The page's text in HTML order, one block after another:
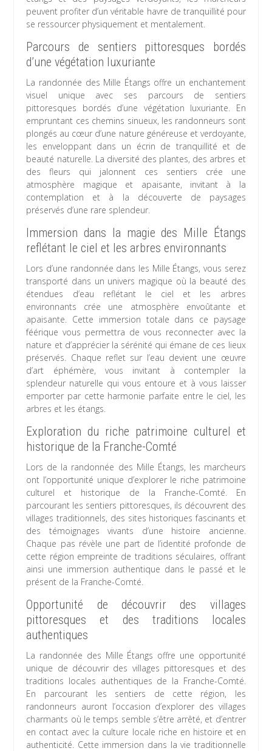
peuvent profiter d’un véritable havre de tranquillité pour
se ressourcer physiquement et mentalement.
Parcours de sentiers pittoresques bordés
d’une végétation luxuriante
La randonnée des Mille Étangs offre un enchantement
visuel unique avec ses parcours de sentiers
pittoresques bordés d’une végétation luxuriante. En
empruntant ces chemins sinueux, les randonneurs sont
plongés au cœur d’une nature généreuse et verdoyante,
les enveloppant dans un écrin de tranquillité et de
beauté naturelle. La diversité des plantes, des arbres et
des fleurs qui jalonnent ces sentiers crée une
atmosphère magique et apaisante, invitant à la
contemplation et à la découverte de paysages
préservés d’une rare splendeur.
Immersion dans la magie des Mille Étangs
reflétant le ciel et les arbres environnants
Lors d’une randonnée dans les Mille Étangs, vous serez
transporté dans un univers magique où la beauté des
étendues d’eau reflétant le ciel et les arbres
environnants crée une atmosphère envoûtante et
apaisante. Cette immersion totale dans ce paysage
féérique vous permettra de vous reconnecter avec la
nature et d’apprécier la sérénité qui émane de ces lieux
préservés. Chaque reflet sur l’eau devient une œuvre
d’art éphémère, vous invitant à contempler la
splendeur naturelle qui vous entoure et à vous laisser
emporter par cette harmonie parfaite entre le ciel, les
arbres et les étangs.
Exploration du riche patrimoine culturel et
historique de la Franche-Comté
Lors de la randonnée des Mille Étangs, les marcheurs
ont l’opportunité unique d’explorer le riche patrimoine
culturel et historique de la Franche-Comté. En
parcourant les sentiers pittoresques, ils découvrent des
villages traditionnels, des sites historiques fascinants et
des témoignages vivants d’une histoire ancienne.
Chaque pas révèle une part de l’identité profonde de
cette région empreinte de traditions séculaires, offrant
ainsi une immersion authentique dans le passé et le
présent de la Franche-Comté.
Opportunité de découvrir des villages
pittoresques et des traditions locales
authentiques
La randonnée des Mille Étangs offre une opportunité
unique de découvrir des villages pittoresques et des
traditions locales authentiques de la Franche-Comté.
En parcourant les sentiers de cette région, les
randonneurs auront l’occasion d’explorer des villages
charmants où le temps semble s’être arrêté, et d’entrer
en contact avec la culture locale riche en histoire et en
authenticité. Cette immersion dans la vie traditionnelle